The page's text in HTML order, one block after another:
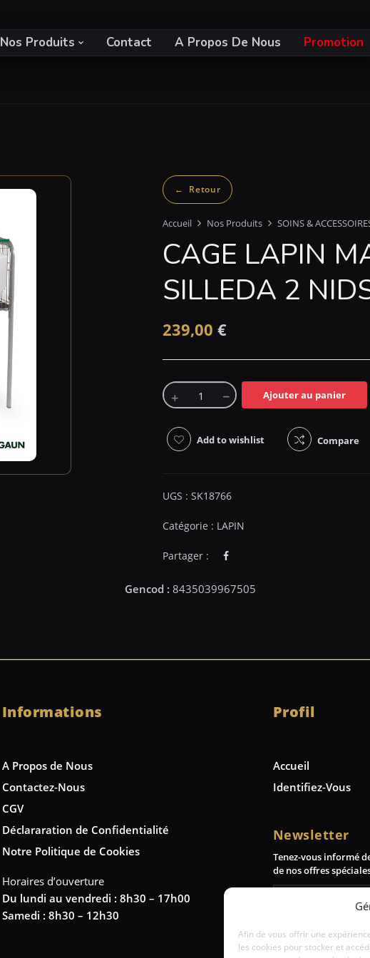
Afin de vous offrir une
les cookies pour stocker et
Nos Produits Contact A Propos De Nous Promotion
Accueil Nos Produits SOINS &
CAGE LAPIN
SILLEDA 2
239,00 €
Ajouter au panier
Add to wishlist Compare
UGS : SK18766
Catégorie : LAPIN
Partager :
Informations
A Propos de Nous
Contactez-Nous
CGV
Déclararation de Confidentialité
Notre Politique de Cookies
Horaires d’ouverture
Du lundi au vendredi : 8h30 – 17h00
Samedi : 8h30 – 12h30
Profil
Accueil
Identifiez-Vous
Newsletter
Tenez-vous informé
de nos offres